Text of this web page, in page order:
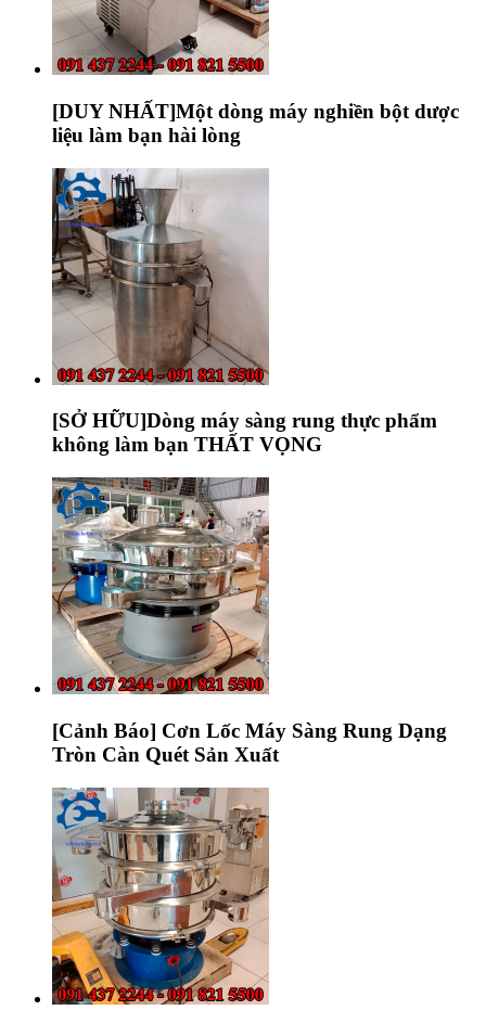
[DUY NHẤT]Một dòng máy nghiền bột dược
liệu làm bạn hài lòng
[SỞ HỮU]Dòng máy sàng rung thực phẩm
không làm bạn THẤT VỌNG
[Cảnh Báo] Cơn Lốc Máy Sàng Rung Dạng
Tròn Càn Quét Sản Xuất